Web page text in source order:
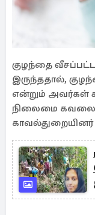
குழந்தை
இருந்ததால்,
என்றும் அவர்கள்
நிலைமை
காவல்துறையினர்